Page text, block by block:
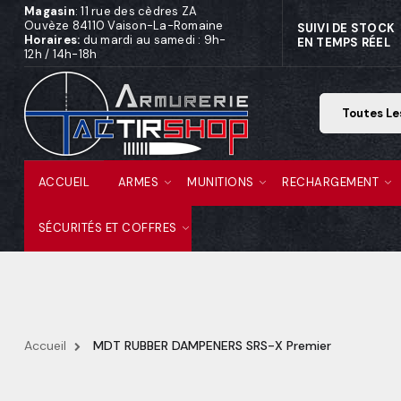
Magasin: 11 rue des cèdres ZA
Ouvèze 84110 Vaison-La-Romaine
Horaires: du mardi au samedi : 9h-
12h / 14h-18h
SUIVI DE STOCK
EN TEMPS RÉEL
ACCUEIL ARMES MUNITIONS RECHARGEMENT
SÉCURITÉS ET COFFRES
Accueil MDT RUBBER DAMPENERS SRS-X Premier